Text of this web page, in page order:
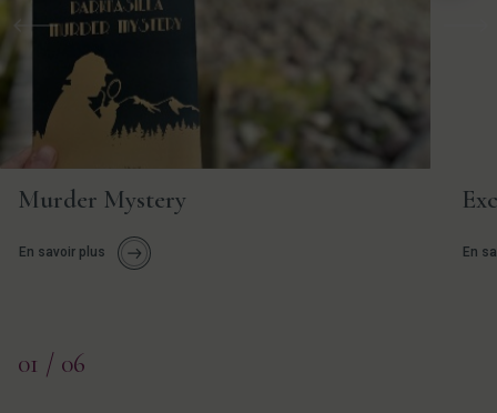
Murder Mystery
En savoir plus En
Précédent
01 / 06